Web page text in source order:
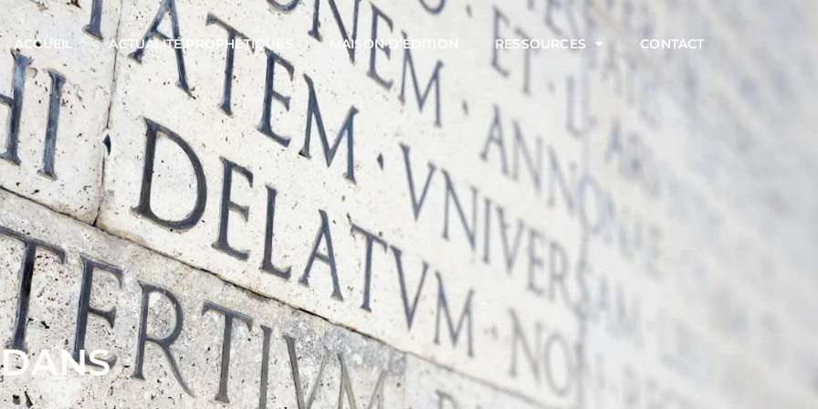
ACCUEIL ACTUALITÉ PROPHÉTIQUES MAISON D’ÉDITION RESSOURCES CONTACT